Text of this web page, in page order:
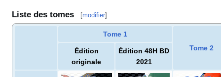
Liste des tomes [modifier]
Tome 1
Tome 2
Édition
originale
Édition 48H BD
2021